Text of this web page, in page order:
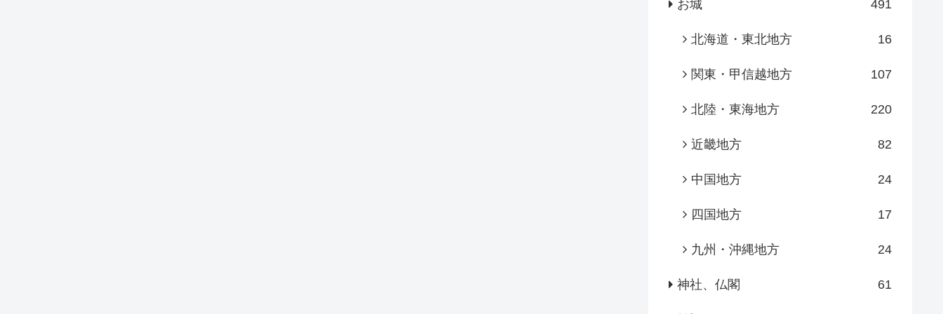
お城 491
北海道・東北地方 16
関東・甲信越地方 107
北陸・東海地方 220
近畿地方 82
中国地方 24
四国地方 17
九州・沖縄地方 24
神社、仏閣 61